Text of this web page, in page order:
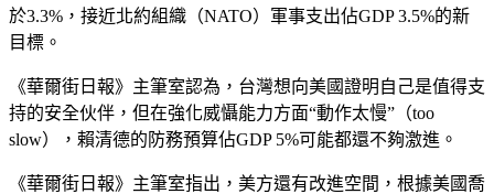
於3.3%，接近北約組織（NATO）軍事支出佔GDP 3.5%的新
目標。
《華爾街日報》主筆室認為，台灣想向美國證明自己是值得支
持的安全伙伴，但在強化威懾能力方面“動作太慢”（too
slow），賴清德的防務預算佔GDP 5%可能都還不夠激進。
《華爾街日報》主筆室指出，美方還有改進空間，根據美國喬